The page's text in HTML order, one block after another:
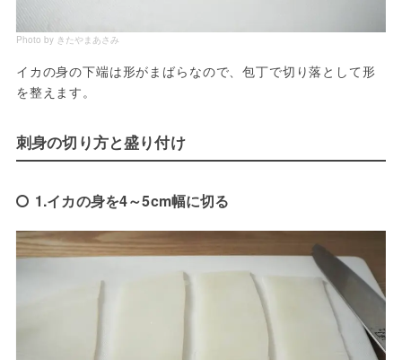
Photo by きたやまあさみ
イカの身の下端は形がまばらなので、包丁で切り落として形
を整えます。
刺身の切り方と盛り付け
1.イカの身を4～5cm幅に切る